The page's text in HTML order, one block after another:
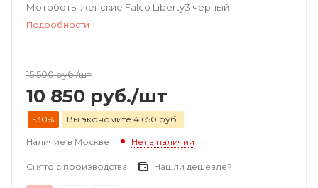
Мотоботы женские Falco Liberty3 черный
Подробности
15 500руб./шт
10 850 руб./шт
-30% Вы экономите 4 650 руб.
Наличие в Москве Нет в наличии
Снято с производства Нашли дешевле?